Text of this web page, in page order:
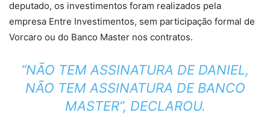
deputado, os investimentos foram realizados pela
empresa Entre Investimentos, sem participação formal de
Vorcaro ou do Banco Master nos contratos.
“NÃO TEM ASSINATURA DE DANIEL,
NÃO TEM ASSINATURA DE BANCO
MASTER”, DECLAROU.